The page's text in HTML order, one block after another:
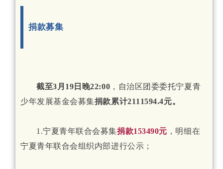
捐款募集
截至3月19日晚22:00 ，自治区团委委托宁夏青
少年发展基金会募集捐款累计2111594.4元。
1.宁夏青年联合会募集捐款153490元 ，明细在
宁夏青年联合会组织内部进行公示；